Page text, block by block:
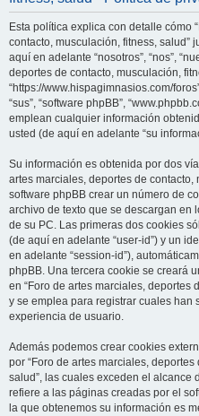
Esta política explica con detalle cómo
contacto, musculación, fitness, salud”
aquí en adelante “nosotros”, “nos”,
deportes de contacto, musculación,
“https://www.hispagimnasios.com/
“sus”, “software phpBB”,
emplean cualquier información
usted (de aquí en adelante “su
Su información es obtenida por dos
artes marciales, deportes de contacto,
software phpBB crear un número de
archivo de texto que se descargan en
de su PC. Las primeras dos cookies
(de aquí en adelante “user-id”) y un
en adelante “session-id”),
phpBB. Una tercera cookie se creará
en “Foro de artes marciales, deportes
y se emplea para registrar cuales han
experiencia de usuario.
Además podemos crear cookies
por “Foro de artes marciales,
salud”, las cuales exceden el alcance
refiere a las páginas creadas por el
la que obtenemos su información es